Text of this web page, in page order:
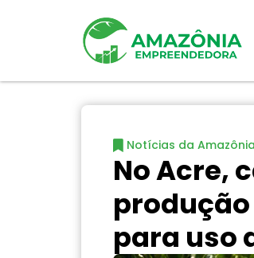
Notícias da Amazônia
No Acre,
para uso